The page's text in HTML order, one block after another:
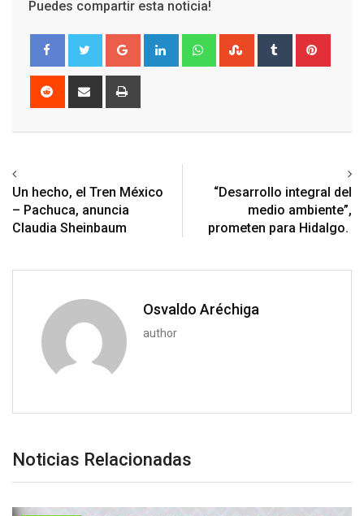
Puedes compartir esta noticia!
Google+ LinkedIn WhatsappStumbleUpon
Tumblr
Reddit
Share
Un hecho, el Tren México
– Pachuca, anuncia
Claudia Sheinbaum
“Desarrollo integral del
medio ambiente”,
prometen para Hidalgo.
Osvaldo Aréchiga
author
Noticias Relacionadas